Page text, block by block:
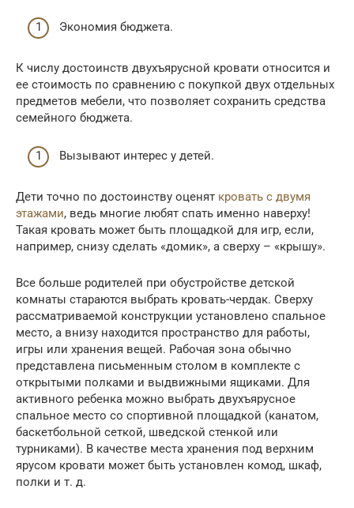
Экономия бюджета.
К числу достоинств двухъярусной кровати относится и
ее стоимость по сравнению с покупкой двух отдельных
предметов мебели, что позволяет сохранить средства
семейного бюджета.
Вызывают интерес у детей.
Дети точно по достоинству оценят кровать с двумя
этажами, ведь многие любят спать именно наверху!
Такая кровать может быть площадкой для игр, если,
например, снизу сделать «домик», а сверху – «крышу».
Все больше родителей при обустройстве детской
комнаты стараются выбрать кровать-чердак. Сверху
рассматриваемой конструкции установлено спальное
место, а внизу находится пространство для работы,
игры или хранения вещей. Рабочая зона обычно
представлена письменным столом в комплекте с
открытыми полками и выдвижными ящиками. Для
активного ребенка можно выбрать двухъярусное
спальное место со спортивной площадкой (канатом,
баскетбольной сеткой, шведской стенкой или
турниками). В качестве места хранения под верхним
ярусом кровати может быть установлен комод, шкаф,
полки и т. д.